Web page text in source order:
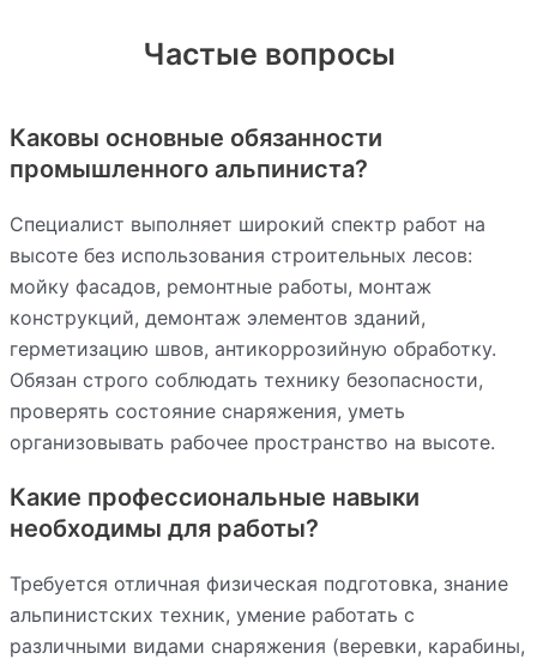
Частые вопросы
Каковы основные обязанности
промышленного альпиниста?
Специалист выполняет широкий спектр работ на
высоте без использования строительных лесов:
мойку фасадов, ремонтные работы, монтаж
конструкций, демонтаж элементов зданий,
герметизацию швов, антикоррозийную обработку.
Обязан строго соблюдать технику безопасности,
проверять состояние снаряжения, уметь
организовывать рабочее пространство на высоте.
Какие профессиональные навыки
необходимы для работы?
Требуется отличная физическая подготовка, знание
альпинистских техник, умение работать с
различными видами снаряжения (веревки, карабины,